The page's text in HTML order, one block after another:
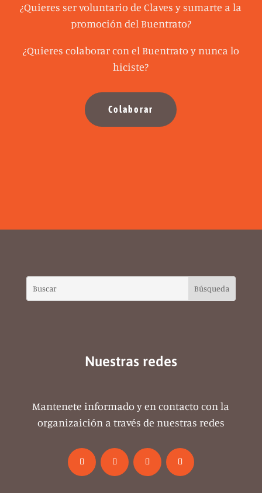
¿Quieres ser voluntario de Claves y sumarte a la
promoción del Buentrato?
¿Quieres colaborar con el Buentrato y nunca lo
hiciste?
Colaborar
Nuestras redes
Mantenete informado y en contacto con la
organizaición a través de nuestras redes